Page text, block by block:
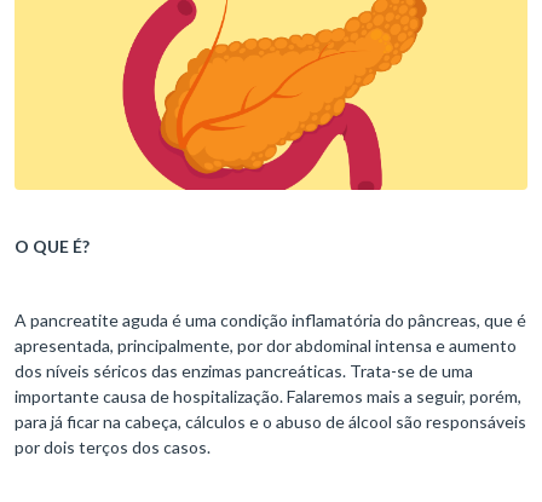
O QUE É?
A pancreatite aguda é uma condição inflamatória do pâncreas, que é
apresentada, principalmente, por dor abdominal intensa e aumento
dos níveis séricos das enzimas pancreáticas. Trata-se de uma
importante causa de hospitalização. Falaremos mais a seguir, porém,
para já ficar na cabeça, cálculos e o abuso de álcool são responsáveis
por dois terços dos casos.